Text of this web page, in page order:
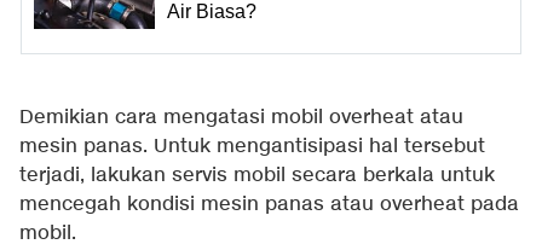
Air Biasa?
Demikian cara mengatasi mobil overheat atau
mesin panas. Untuk mengantisipasi hal tersebut
terjadi, lakukan servis mobil secara berkala untuk
mencegah kondisi mesin panas atau overheat pada
mobil.